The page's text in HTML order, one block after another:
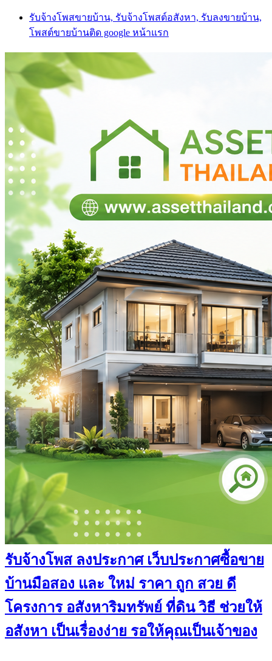
Skip
content
รับจ้างโพสขายบ้าน, รับจ้างโพสต์อสังหา, รับลงขายบ้าน,
โพสต์ขายบ้านติด google หน้าแรก
รับจ้างโพส ลงประกาศ เว็บประกาศซื้อขาย
บ้านมือสอง และ ใหม่ ราคา ถูก สวย ดี
โครงการ อสังหาริมทรัพย์ ที่ดิน วิธี ช่วยให้
อสังหา เป็นเรื่องง่าย รอให้คุณเป็นเจ้าของ